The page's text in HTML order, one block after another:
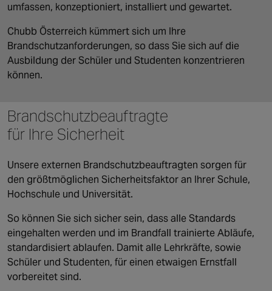
umfassen, konzeptioniert, installiert und gewartet.
Chubb Österreich kümmert sich um Ihre
Brandschutzanforderungen, so dass Sie sich auf die
Ausbildung der Schüler und Studenten konzentrieren
können.
Brandschutzbeauftragte
für Ihre Sicherheit
Unsere externen Brandschutzbeauftragten sorgen für
den größtmöglichen Sicherheitsfaktor an Ihrer Schule,
Hochschule und Universität.
So können Sie sich sicher sein, dass alle Standards
eingehalten werden und im Brandfall trainierte Abläufe,
standardisiert ablaufen. Damit alle Lehrkräfte, sowie
Schüler und Studenten, für einen etwaigen Ernstfall
vorbereitet sind.